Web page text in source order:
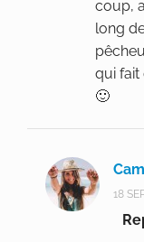
coup,
long
qui fait
🙂
18